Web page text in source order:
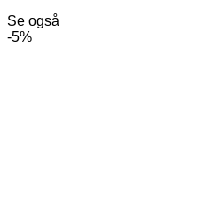
Se også
-5%